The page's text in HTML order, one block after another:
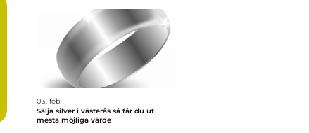
03. feb
Sälja silver i västerås så får du ut
mesta möjliga värde